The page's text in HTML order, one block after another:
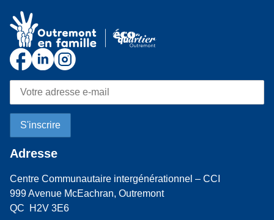
Adresse
Centre Communautaire intergénérationnel – CCI
999 Avenue McEachran, Outremont
QC H2V 3E6